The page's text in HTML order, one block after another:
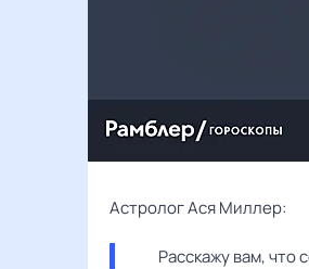
Астролог Ася Миллер:
Расскажу вам, что